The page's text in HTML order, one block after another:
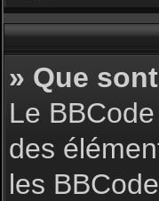
» Que
Le
des
les